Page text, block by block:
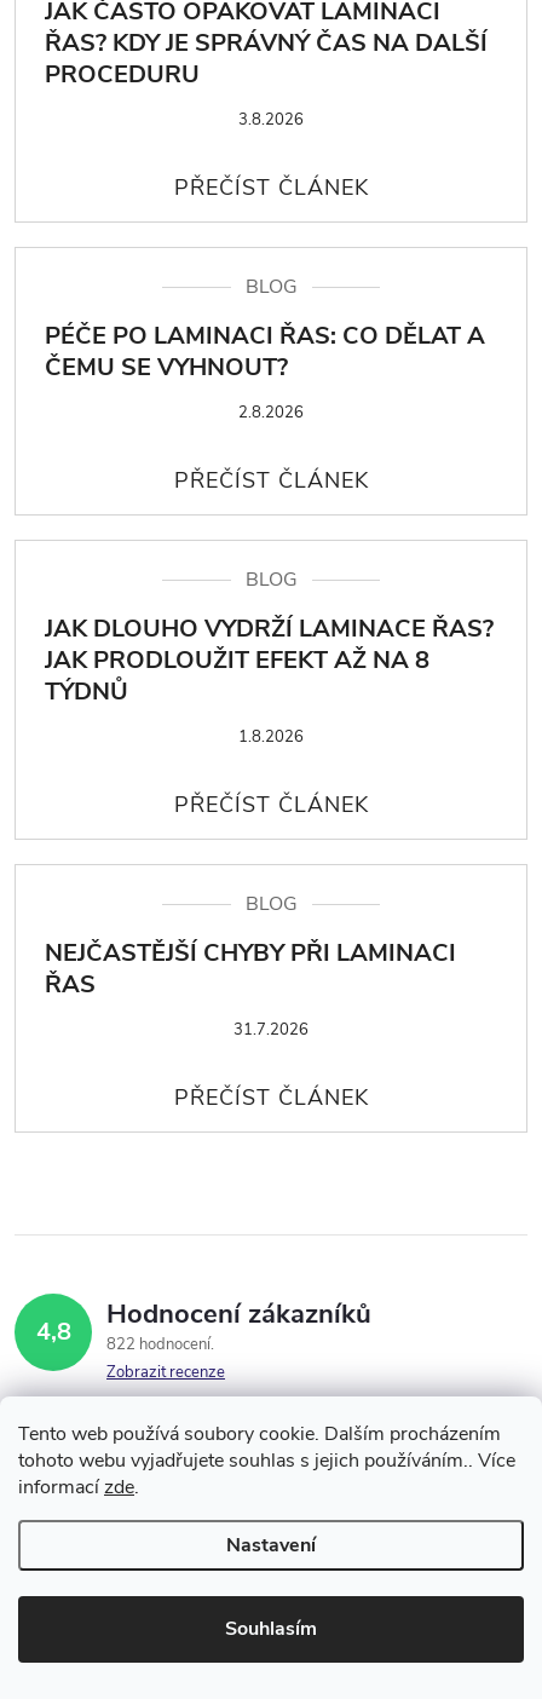
Tento web používá soubory cookie. Dalším procházením
tohoto webu vyjadřujete souhlas s jejich používáním.. Více
informacízde.
Nastavení
Souhlasím
JAK ČASTO OPAKOVAT LAMINACI
ŘAS? KDY JE SPRÁVNÝ ČAS NA DALŠÍ
PROCEDURU
3.8.2026
BLOG
PÉČE PO LAMINACI ŘAS: CO DĚLAT A
ČEMU SE VYHNOUT?
2.8.2026
BLOG
JAK DLOUHO VYDRŽÍ LAMINACE ŘAS?
JAK PRODLOUŽIT EFEKT AŽ NA 8
TÝDNŮ
1.8.2026
BLOG
NEJČASTĚJŠÍ CHYBY PŘI LAMINACI
ŘAS
31.7.2026
4,8 Hodnocení zákazníků
822 hodnocení
Zobrazit recenze
Jaroslava Železná
6.8.2026
Výborný nákup a rychlé dodání
3.8.2026